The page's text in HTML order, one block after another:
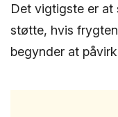
Det vigtigste er
støtte, hvis
begynder at